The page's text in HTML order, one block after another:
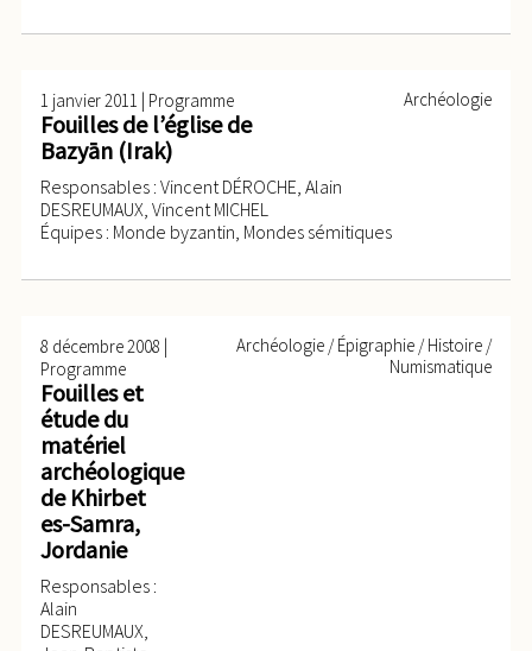
1 janvier 2011 | Programme
Fouilles de l’église de
Bazyān (Irak)
Responsables : Vincent DÉROCHE, Alain
DESREUMAUX, Vincent MICHEL
Équipes : Monde byzantin, Mondes sémitiques
Archéologie
8 décembre 2008 |
Programme
Fouilles et
étude du
matériel
archéologique
de Khirbet
es-Samra,
Jordanie
Responsables :
Alain
DESREUMAUX,
Archéologie / Épigraphie / Histoire /
Numismatique